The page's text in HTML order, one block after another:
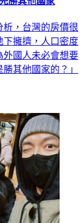
析，台灣的房價很
下擁擠，人口密度
外國人未必會想要
其他國家的？」